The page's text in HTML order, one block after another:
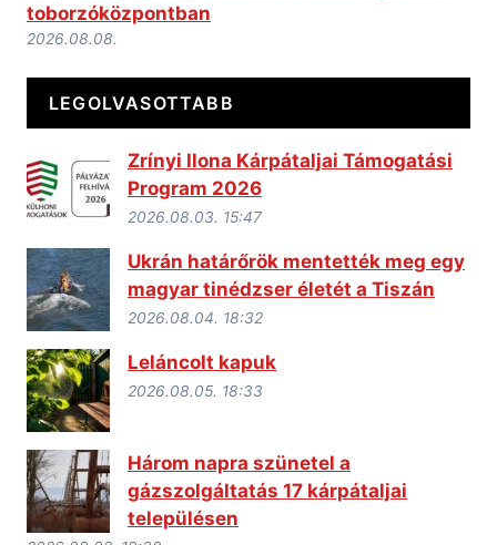
toborzóközpontban
2026.08.08.
LEGOLVASOTTABB
Zrínyi Ilona Kárpátaljai Támogatási
Program 2026
2026.08.03. 15:47
Ukrán határőrök mentették meg egy
magyar tinédzser életét a Tiszán
2026.08.04. 18:32
Leláncolt kapuk
2026.08.05. 18:33
Három napra szünetel a
gázszolgáltatás 17 kárpátaljai
településen